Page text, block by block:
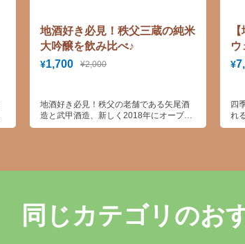
地酒好き必見！秩父三蔵の純米
大吟醸を飲み比べ♪
¥1,700 ¥2,000
地酒好き必見！秩父の老舗である矢尾酒
造と武甲酒造、新しく2018年にオープン
した長瀞蔵、それぞれの純米大吟醸を贅
ウ
¥
四
れ
丘
同じカテゴリのお